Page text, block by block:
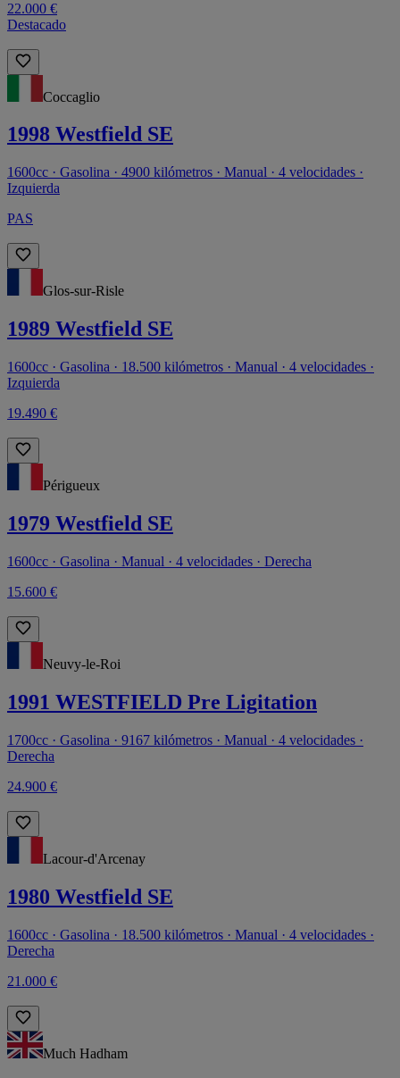
22.000 €
Destacado
Coccaglio
1998 Westfield SE
1600cc · Gasolina · 4900 kilómetros · Manual · 4 velocidades ·
Izquierda
PAS
Glos-sur-Risle
1989 Westfield SE
1600cc · Gasolina · 18.500 kilómetros · Manual · 4 velocidades ·
Izquierda
19.490 €
Périgueux
1979 Westfield SE
1600cc · Gasolina · Manual · 4 velocidades · Derecha
15.600 €
Neuvy-le-Roi
1991 WESTFIELD Pre Ligitation
1700cc · Gasolina · 9167 kilómetros · Manual · 4 velocidades ·
Derecha
24.900 €
Lacour-d'Arcenay
1980 Westfield SE
1600cc · Gasolina · 18.500 kilómetros · Manual · 4 velocidades ·
Derecha
21.000 €
Much Hadham